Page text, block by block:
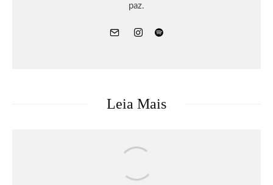
paz.
Leia Mais
CBLOL revive rivalidade histórica entre